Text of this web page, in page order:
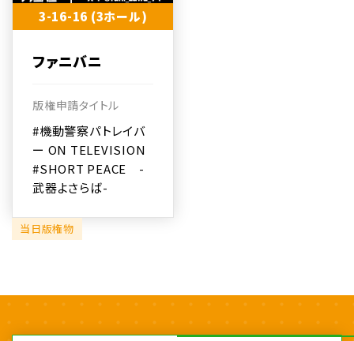
3-16-16 (3ホール)
ファニバニ
版権申請タイトル
#機動警察パトレイバ
ー ON TELEVISION
#SHORT PEACE -
武器よさらば-
当日版権物